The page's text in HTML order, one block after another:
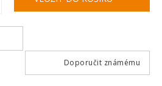
Doporučit známému